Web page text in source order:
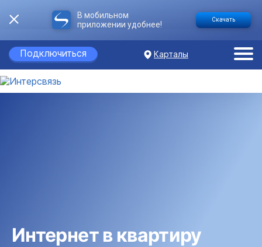
В мобильном
приложении удобнее!
Скачать
Подключиться Карталы
Интернет в квартиру